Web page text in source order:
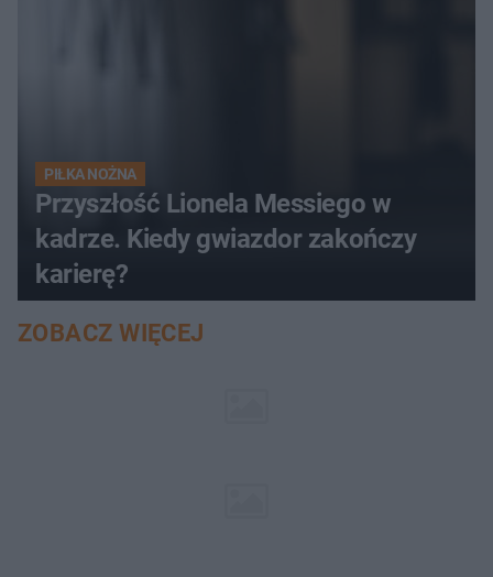
PIŁKA NOŻNA
Przyszłość Lionela Messiego w
kadrze. Kiedy gwiazdor zakończy
karierę?
ZOBACZ WIĘCEJ